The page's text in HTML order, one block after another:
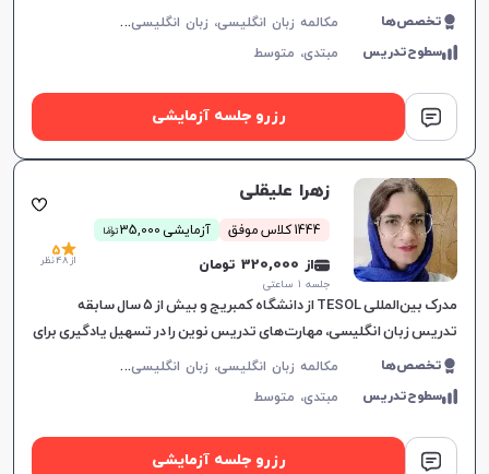
زبان‌آموزان هستم.
تخصص‌ها م
کالمه زبان انگلیسی، زبان انگلیسی عمومی، گرامر زبان انگلیسی، زبان انگلیسی آمریکایی، زبان انگلیسی کنکور سراسری، زبان انگلیسی هفتم دبیرستان، زبان انگلیسی هشتم دبیرستان، زبان انگلیسی نهم دبیرستان، زبان انگلیسی دهم دبیرستان، زبان انگلیسی یازدهم دبیرستان، زبان انگلیسی دوازدهم دبیرستان، زبان انگلیسی کودکان
سطوح‌تدریس مبتدی، متوسط
رزرو جلسه آزمایشی
زهرا علیقلی
1444 کلاس موفق آزمایشی 35,000 توما
ن
از 320,000 تومان
جلسه ۱ ساعتی
5
از 48 نظر
مدرک بین‌المللی TESOL از دانشگاه کمبریج و بیش از ۵ سال سابقه
تدریس زبان انگلیسی، مهارت‌های تدریس نوین را در تسهیل یادگیری برای
همه گروه‌های سنی به کار می‌گیرد.
تخصص‌ها م
کالمه زبان انگلیسی، زبان انگلیسی عمومی، گرامر زبان انگلیسی، زبان انگلیسی آمریکایی، زبان انگلیسی هفتم دبیرستان، زبان انگلیسی هشتم دبیرستان، زبان انگلیسی نهم دبیرستان، زبان انگلیسی دهم دبیرستان، زبان انگلیسی یازدهم دبیرستان، زبان انگلیسی دوازدهم دبیرستان
سطوح‌تدریس مبتدی، متوسط
رزرو جلسه آزمایشی